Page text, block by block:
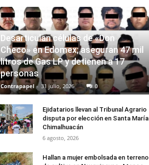
Desarticulan células de «Don
Checo» en Edomex; aseguran 47 mil
litros de Gas LP y detienen a 17
personas
Contrapapel - 31 julio, 2026 0
Ejidatarios llevan al Tribunal Agrario
disputa por elección en Santa María
Chimalhuacán
6 agosto, 2026
Hallan a mujer embolsada en terreno